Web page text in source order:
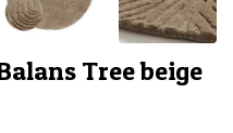
Tree beige